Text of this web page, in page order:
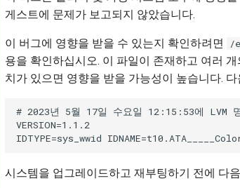
게스트에 문제가 보고되지 않았습니다.
이 버그에 영향을 받을 수 있는지 확인하려면 /
용을 확인하십시오. 이 파일이 존재하고 여러
치가 있으면 영향을 받을 가능성이 높습니다.
# 2023년 5월 17일 수요일 12:15:53에 LVM
VERSION=1.1.2
시스템을 업그레이드하고 재부팅하기 전에 다